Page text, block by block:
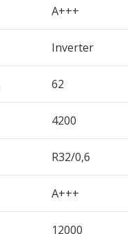
A+++
Inverter
62
4200
R32/0,6
A+++
12000